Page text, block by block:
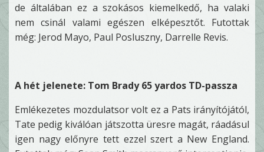
de általában ez a szokásos kiemelkedő, ha valaki
nem csinál valami egészen elképesztőt. Futottak
még: Jerod Mayo, Paul Posluszny, Darrelle Revis.
A hét jelenete: Tom Brady 65 yardos TD-passza
Emlékezetes mozdulatsor volt ez a Pats irányítójától,
Tate pedig kiválóan játszotta üresre magát, ráadásul
igen nagy előnyre tett ezzel szert a New England.